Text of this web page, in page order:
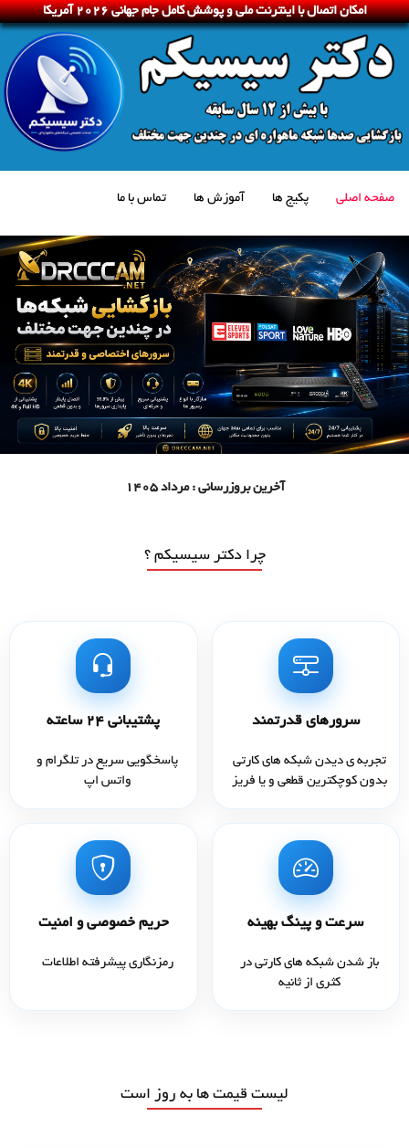
امکان اتصال با اینترنت ملی و پوشش کامل جام جهانی 2026 آمریکا
صفحه اصلی پکیج ها آموزش ها تماس با ما
آخرین بروزرسانی : مرداد 1405
چرا دکتر سیسیکم ؟
سرورهای قدرتمند
تجربه ی دیدن شبکه های کارتی
بدون کوچکترین قطعی و یا فریز
پشتیبانی ۲۴ ساعته
پاسخگویی سریع در تلگرام و
واتس اپ
سرعت و پینگ بهینه
باز شدن شبکه های کارتی در
کثری از ثانیه
حریم خصوصی و امنیت
رمزنگاری پیشرفته اطلاعات
لیست قیمت ها به روز است